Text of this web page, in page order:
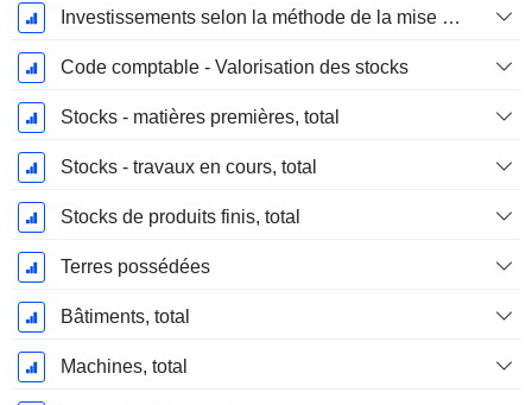
Investissements selon la méthode de la mise en équivalence, total
Code comptable - Valorisation des stocks
Stocks - matières premières, total
Stocks - travaux en cours, total
Stocks de produits finis, total
Terres possédées
Bâtiments, total
Machines, total